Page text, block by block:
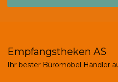
Empfangstheken AS
Ihr bester Büromöbel Händler